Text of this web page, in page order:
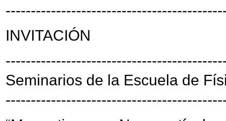
INVITACIÓN
Seminarios de la Escuela de